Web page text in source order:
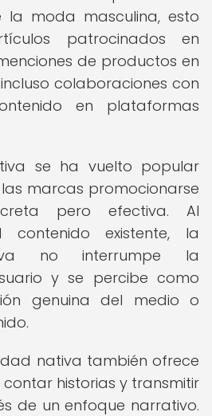
la moda masculina, esto
patrocinados en
de productos en
colaboraciones con
en plataformas
se ha vuelto popular
marcas promocionarse
pero efectiva. Al
existente, la
no interrumpe la
y se percibe como
genuina del medio o
nativa también ofrece
historias y transmitir
de un enfoque narrativo.